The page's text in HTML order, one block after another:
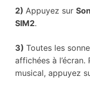
2) Appuyez sur
SIM2.
3) Toutes les
affichées à
musical, appuyez